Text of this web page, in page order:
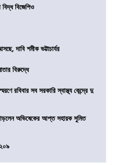
বিজেপিও
দাবি শমীক ভট্টাচার্যর
বিরুদ্ধে
রবিবার সব সরকারি স্বাস্থ্য কেন্দ্রে দু
অভিষেকের আপ্ত সহায়ক সুমিত